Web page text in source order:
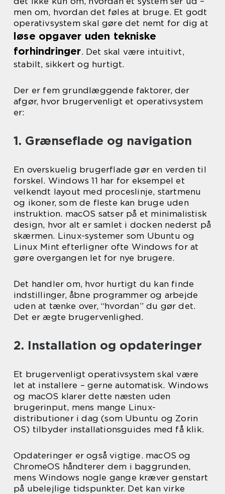
men om, hvordan det føles at bruge. Et godt
operativsystem skal gøre det nemt for dig at
løse opgaver uden tekniske
forhindringer. Det skal være intuitivt,
stabilt, sikkert og hurtigt.
Der er fem grundlæggende faktorer, der
afgør, hvor brugervenligt et operativsystem
er:
1. Grænseflade og navigation
En overskuelig brugerflade gør en verden til
forskel. Windows 11 har for eksempel et
velkendt layout med proceslinje, startmenu
og ikoner, som de fleste kan bruge uden
instruktion. macOS satser på et minimalistisk
design, hvor alt er samlet i docken nederst på
skærmen. Linux-systemer som Ubuntu og
Linux Mint efterligner ofte Windows for at
gøre overgangen let for nye brugere.
Det handler om, hvor hurtigt du kan finde
indstillinger, åbne programmer og arbejde
uden at tænke over, “hvordan” du gør det.
Det er ægte brugervenlighed.
2. Installation og opdateringer
Et brugervenligt operativsystem skal være
let at installere – gerne automatisk. Windows
og macOS klarer dette næsten uden
brugerinput, mens mange Linux-
distributioner i dag (som Ubuntu og Zorin
OS) tilbyder installationsguides med få klik.
Opdateringer er også vigtige. macOS og
ChromeOS håndterer dem i baggrunden,
mens Windows nogle gange kræver genstart
på ubelejlige tidspunkter. Det kan virke